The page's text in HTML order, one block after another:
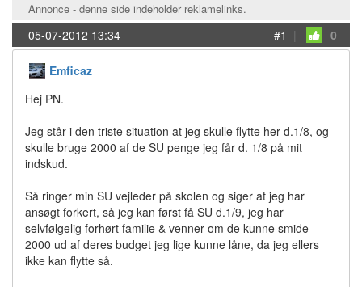
Annonce - denne side indeholder reklamelinks.
05-07-2012 13:34 #1 | 0
Emficaz
Hej PN.
Jeg står i den triste situation at jeg skulle flytte her d.1/8, og
skulle bruge 2000 af de SU penge jeg får d. 1/8 på mit
indskud.
Så ringer min SU vejleder på skolen og siger at jeg har
ansøgt forkert, så jeg kan først få SU d.1/9, jeg har
selvfølgelig forhørt familie & venner om de kunne smide
2000 ud af deres budget jeg lige kunne låne, da jeg ellers
ikke kan flytte så.